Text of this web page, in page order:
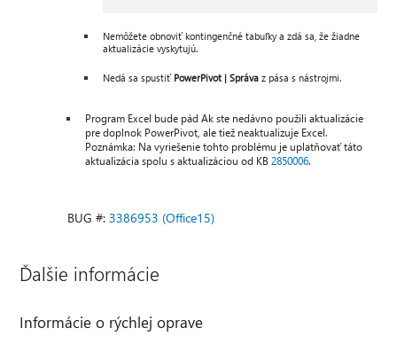
Nemôžete obnoviť kontingenčné tabuľky a zdá sa, že žiadne
aktualizácie vyskytujú.
Nedá sa spustiť PowerPivot | Správa z pása s nástrojmi.
Program Excel bude pád Ak ste nedávno použili aktualizácie
pre doplnok PowerPivot, ale tiež neaktualizuje Excel.
Poznámka: Na vyriešenie tohto problému je uplatňovať táto
aktualizácia spolu s aktualizáciou od KB2850006.
BUG #:3386953 (Office15)
Ďalšie informácie
Informácie o rýchlej oprave